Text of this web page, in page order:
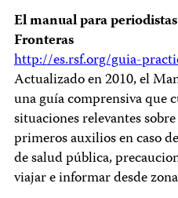
El manual para
Fronteras
http://es.rsf.org/guia-
Actualizado en 2010, el
una guía comprensiva que
situaciones relevantes
primeros auxilios en caso
de salud pública,
viajar e informar desde